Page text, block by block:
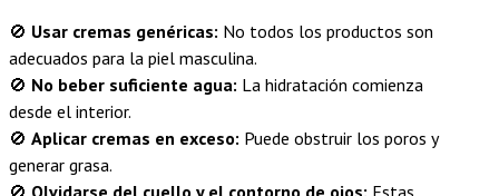
🚫 Usar cremas genéricas: No todos los productos son
adecuados para la piel masculina.
🚫 No beber suficiente agua: La hidratación comienza
desde el interior.
🚫 Aplicar cremas en exceso: Puede obstruir los poros y
generar grasa.